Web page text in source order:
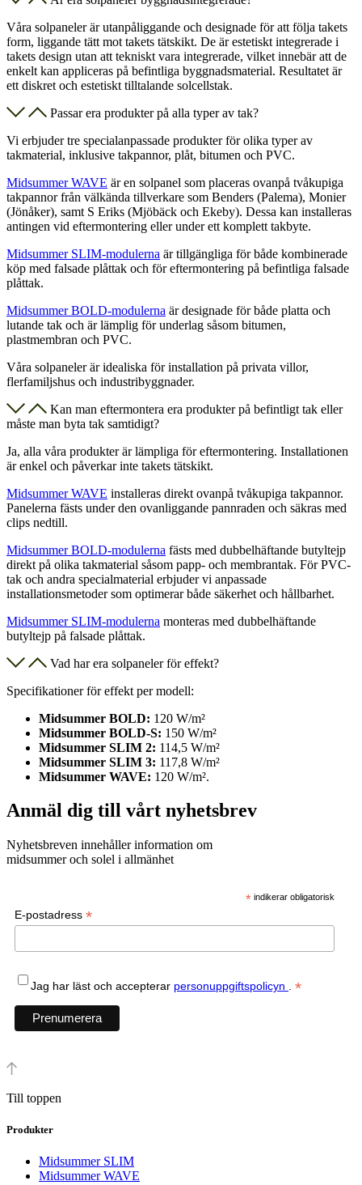
Våra solpaneler är utanpåliggande och designade för att följa takets
form, liggande tätt mot takets tätskikt. De är estetiskt integrerade i
takets design utan att tekniskt vara integrerade, vilket innebär att de
enkelt kan appliceras på befintliga byggnadsmaterial. Resultatet är
ett diskret och estetiskt tilltalande solcellstak.
Passar era produkter på alla typer av tak?
Vi erbjuder tre specialanpassade produkter för olika typer av
takmaterial, inklusive takpannor, plåt, bitumen och PVC.
Midsummer WAVE är en solpanel som placeras ovanpå tvåkupiga
takpannor från välkända tillverkare som Benders (Palema), Monier
(Jönåker), samt S Eriks (Mjöbäck och Ekeby). Dessa kan installeras
antingen vid eftermontering eller under ett komplett takbyte.
Midsummer SLIM-modulerna är tillgängliga för både kombinerade
köp med falsade plåttak och för eftermontering på befintliga falsade
plåttak.
Midsummer BOLD-modulerna är designade för både platta och
lutande tak och är lämplig för underlag såsom bitumen,
plastmembran och PVC.
Våra solpaneler är idealiska för installation på privata villor,
flerfamiljshus och industribyggnader.
Kan man eftermontera era produkter på befintligt tak eller
måste man byta tak samtidigt?
Ja, alla våra produkter är lämpliga för eftermontering. Installationen
är enkel och påverkar inte takets tätskikt.
Midsummer WAVE installeras direkt ovanpå tvåkupiga takpannor.
Panelerna fästs under den ovanliggande pannraden och säkras med
clips nedtill.
Midsummer BOLD-modulerna fästs med dubbelhäftande butyltejp
direkt på olika takmaterial såsom papp- och membrantak. För PVC-
tak och andra specialmaterial erbjuder vi anpassade
installationsmetoder som optimerar både säkerhet och hållbarhet.
Midsummer SLIM-modulerna monteras med dubbelhäftande
butyltejp på falsade plåttak.
Vad har era solpaneler för effekt?
Specifikationer för effekt per modell:
Midsummer BOLD: 120 W/m²
Midsummer BOLD-S: 150 W/m²
Midsummer SLIM 2: 114,5 W/m²
Midsummer SLIM 3: 117,8 W/m²
Midsummer WAVE: 120 W/m².
Anmäl dig till vårt nyhetsbrev
Nyhetsbreven innehåller information om
midsummer och solel i allmänhet
*indikerar obligatorisk
E-postadress *
Jag har läst och accepterar personuppgiftspolicyn *
Till toppen
Produkter
Midsummer SLIM
Midsummer WAVE